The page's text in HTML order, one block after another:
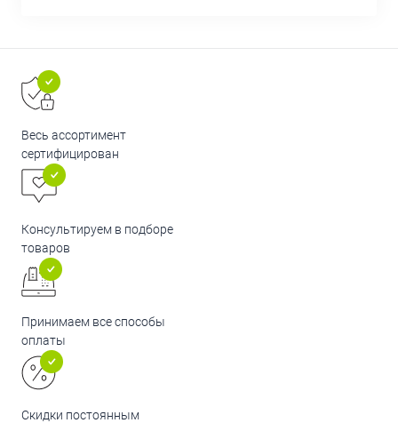
Весь ассортимент
сертифицирован
Консультируем в подборе
товаров
Принимаем все способы
оплаты
Скидки постоянным